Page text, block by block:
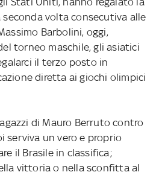
seconda volta consecutiva alle
Barbolini, oggi,
torneo maschile, gli asiatici
il terzo posto in
diretta ai giochi olimpici
di Mauro Berruto contro
serviva un vero e proprio
il Brasile in classifica;
vittoria o nella sconfitta al